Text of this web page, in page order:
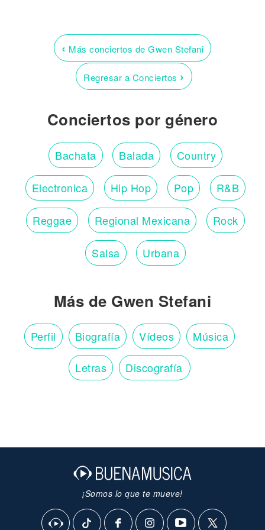
‹ Más conciertos de Gwen Stefani
Regresar a Conciertos ›
Conciertos por género
Bachata Balada Country
Electronica Hip Hop Pop R&B
Reggae Regional Mexicana Rock
Salsa Urbana
Más de Gwen Stefani
Perfil Biografía Vídeos Música
Letras Discografía
¡Somos lo que te mueve!